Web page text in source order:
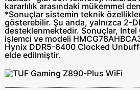
kararlılık arasındaki mükemmel
*Sonuçlar sistemin teknik
gösterebilir. Şu anda, yalnızca 2-
desteklenmektedir. Sonuçlar, Intel
işlemci ve modeli
Hynix DDR5-6400 Clocked
elde edilmiştir.